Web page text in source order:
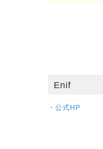
Enif
・公式HP